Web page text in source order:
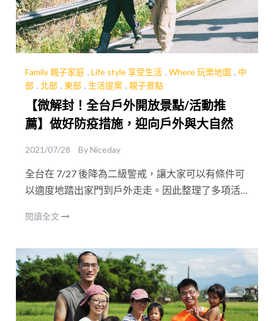
Family 親子家庭 ,Life style 享受生活 ,Where 玩樂地圖 , 中
部 ,北部 , 東部 , 生活提案 ,親子景點
【微解封！全台戶外開放景點/活動推
薦】做好防疫措施，迎向戶外與大自然
2021/07/28 ByNiceday
全台在 7/27 後降為二級警戒，讓大家可以有條件可
以適度地踏出家門到戶外走走。因此整理了多項活
前提下，可以迎向戶外與大自然～同時提供 88 折讓
閱讀全文